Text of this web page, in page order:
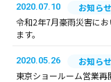
2020.07.10
お知らせ
令和2年7月豪雨災害に
ます。
2020.05.26
お知らせ
東京ショールーム営業再